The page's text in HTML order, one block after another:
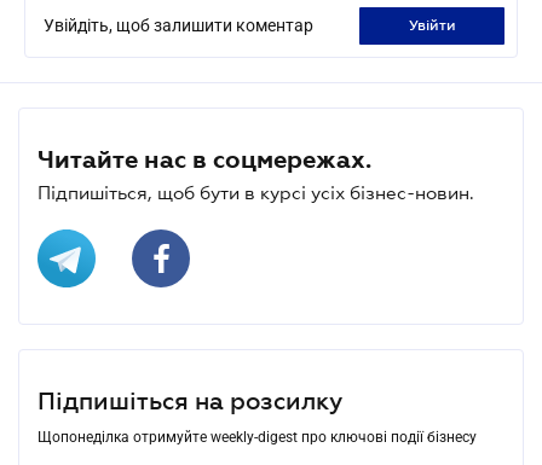
Увійдіть, щоб залишити коментар увійти
Читайте нас в соцмережах.
Підпишіться, щоб бути в курсі усіх бізнес-новин.
Підпишіться на розсилку
Щопонеділка отримуйте weekly-digest про ключові події бізнесу